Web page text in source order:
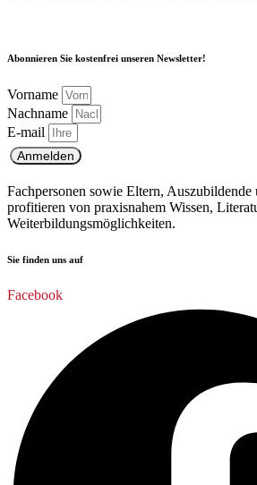
Abonnieren Sie kostenfrei unseren Newsletter!
Vorname
Nachname
E-mail
Anmelden
Fachpersonen sowie Eltern, Auszubildende
profitieren von praxisnahem Wissen,
Weiterbildungsmöglichkeiten.
Sie finden uns auf
Facebook